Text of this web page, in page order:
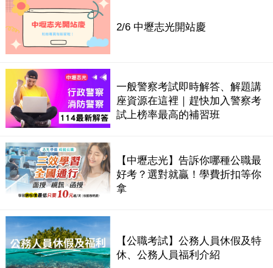
2/6 中壢志光開站慶
一般警察考試即時解答、解題講
座資源在這裡｜趕快加入警察考
試上榜率最高的補習班
【中壢志光】告訴你哪種公職最
好考？選對就贏！學費折扣等你
拿
【公職考試】公務人員休假及特
休、公務人員福利介紹